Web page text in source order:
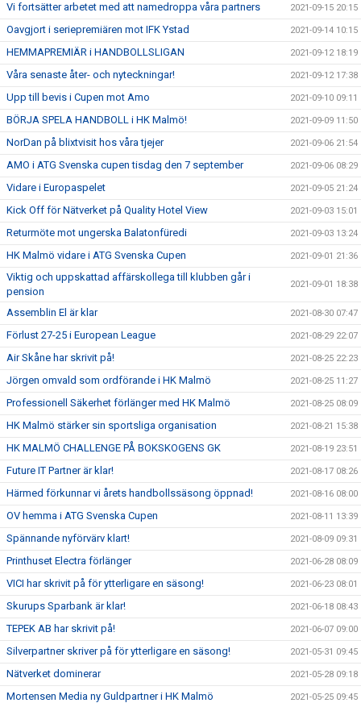
Vi fortsätter arbetet med att namedroppa våra partners 2021-09-15 20:15
Oavgjort i seriepremiären mot IFK Ystad 2021-09-14 10:15
HEMMAPREMIÄR i HANDBOLLSLIGAN 2021-09-12 18:19
Våra senaste åter- och nyteckningar! 2021-09-12 17:38
Upp till bevis i Cupen mot Amo 2021-09-10 09:11
BÖRJA SPELA HANDBOLL i HK Malmö! 2021-09-09 11:50
NorDan på blixtvisit hos våra tjejer 2021-09-06 21:54
AMO i ATG Svenska cupen tisdag den 7 september 2021-09-06 08:29
Vidare i Europaspelet 2021-09-05 21:24
Kick Off för Nätverket på Quality Hotel View 2021-09-03 15:01
Returmöte mot ungerska Balatonfüredi 2021-09-03 13:24
HK Malmö vidare i ATG Svenska Cupen 2021-09-01 21:36
Viktig och uppskattad affärskollega till klubben går i
pension
2021-09-01 18:38
Assemblin El är klar 2021-08-30 07:47
Förlust 27-25 i European League 2021-08-29 22:07
Air Skåne har skrivit på! 2021-08-25 22:23
Jörgen omvald som ordförande i HK Malmö 2021-08-25 11:27
Professionell Säkerhet förlänger med HK Malmö 2021-08-25 08:09
HK Malmö stärker sin sportsliga organisation 2021-08-21 15:38
HK MALMÖ CHALLENGE PÅ BOKSKOGENS GK 2021-08-19 23:51
Future IT Partner är klar! 2021-08-17 08:26
Härmed förkunnar vi årets handbollssäsong öppnad! 2021-08-16 08:00
OV hemma i ATG Svenska Cupen 2021-08-11 13:39
Spännande nyförvärv klart! 2021-08-09 09:31
Printhuset Electra förlänger 2021-06-28 08:09
VICI har skrivit på för ytterligare en säsong! 2021-06-23 08:01
Skurups Sparbank är klar! 2021-06-18 08:43
TEPEK AB har skrivit på! 2021-06-07 09:00
Silverpartner skriver på för ytterligare en säsong! 2021-05-31 09:45
Nätverket dominerar 2021-05-28 09:18
Mortensen Media ny Guldpartner i HK Malmö 2021-05-25 09:45